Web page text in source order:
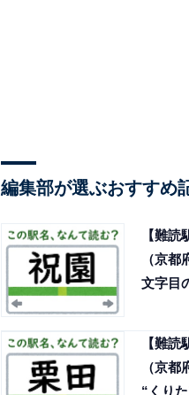
編集部が選ぶおすすめ
【難読
（京
文字目
【難読
（京都
“くり